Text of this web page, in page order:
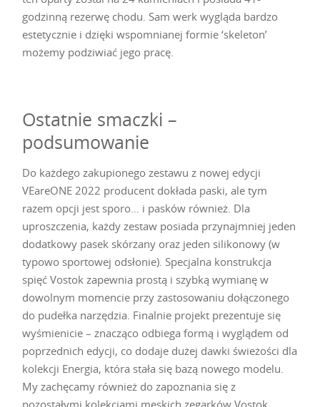
godzinną rezerwę chodu. Sam werk wygląda bardzo
estetycznie i dzięki wspomnianej formie ‘skeleton’
możemy podziwiać jego pracę.
Ostatnie smaczki –
podsumowanie
Do każdego zakupionego zestawu z nowej edycji
VEareONE 2022 producent dokłada paski, ale tym
razem opcji jest sporo… i pasków również. Dla
uproszczenia, każdy zestaw posiada przynajmniej jeden
dodatkowy pasek skórzany oraz jeden silikonowy (w
typowo sportowej odsłonie). Specjalna konstrukcja
spięć Vostok zapewnia prostą i szybką wymianę w
dowolnym momencie przy zastosowaniu dołączonego
do pudełka narzędzia. Finalnie projekt prezentuje się
wyśmienicie – znacząco odbiega formą i wyglądem od
poprzednich edycji, co dodaje dużej dawki świeżości dla
kolekcji Energia, która stała się bazą nowego modelu.
My zachęcamy również do zapoznania się z
pozostałymi kolekcjami męskich zegarków Vostok